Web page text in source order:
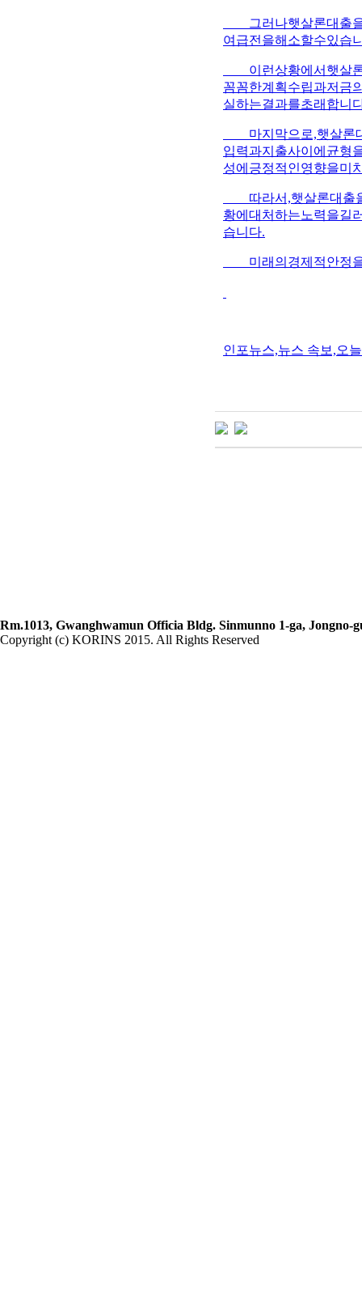
그러나햇살론대출을
여급전을해소할수있습
이런상황에서햇살론
꼼꼼한계획수립과저금
실하는결과를초래합니
마지막으로,햇살론대
입력과지출사이에균형
성에긍정적인영향을미
따라서,햇살론대출을
황에대처하는노력을길
습니다.
미래의경제적안정을
인포뉴스,뉴스 속보,오
Rm.1013, Gwanghwamun Officia Bldg. Sinmunno 1-ga, Jongno-
Copyright (c) KORINS 2015. All Rights Reserved